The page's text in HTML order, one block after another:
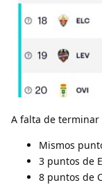
A falta de terminar
Mismos
3 puntos de
8 puntos de